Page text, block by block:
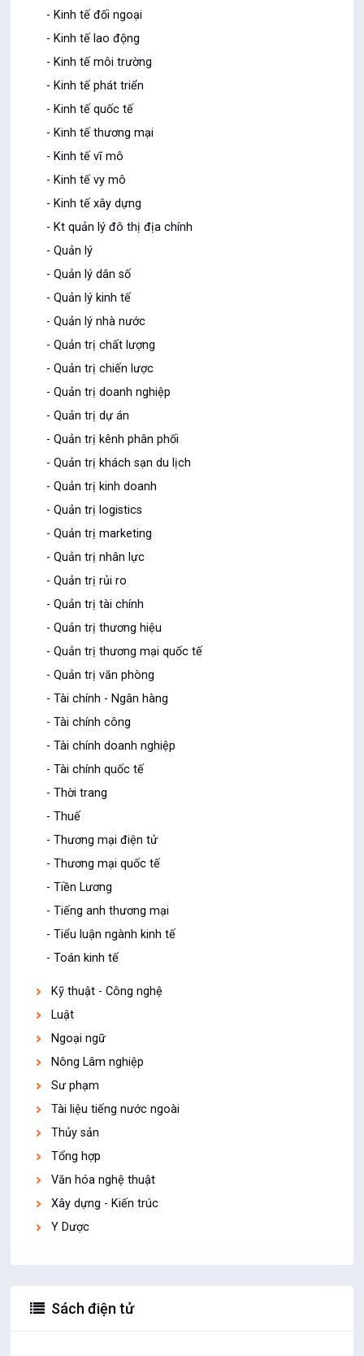
- Kinh tế đối ngoại
- Kinh tế lao động
- Kinh tế môi trường
- Kinh tế phát triển
- Kinh tế quốc tế
- Kinh tế thương mại
- Kinh tế vĩ mô
- Kinh tế vy mô
- Kinh tế xây dựng
- Kt quản lý đô thị địa chính
- Quản lý
- Quản lý dân số
- Quản lý kinh tế
- Quản lý nhà nước
- Quản trị chất lượng
- Quản trị chiến lược
- Quản trị doanh nghiệp
- Quản trị dự án
- Quản trị kênh phân phối
- Quản trị khách sạn du lịch
- Quản trị kinh doanh
- Quản trị logistics
- Quản trị marketing
- Quản trị nhân lực
- Quản trị rủi ro
- Quản trị tài chính
- Quản trị thương hiệu
- Quản trị thương mại quốc tế
- Quản trị văn phòng
- Tài chính - Ngân hàng
- Tài chính công
- Tài chính doanh nghiệp
- Tài chính quốc tế
- Thời trang
- Thuế
- Thương mại điện tử
- Thương mại quốc tế
- Tiền Lương
- Tiếng anh thương mại
- Tiểu luận ngành kinh tế
- Toán kinh tế
Kỹ thuật - Công nghệ
Luật
Ngoại ngữ
Nông Lâm nghiệp
Sư phạm
Tài liệu tiếng nước ngoài
Thủy sản
Tổng hợp
Văn hóa nghệ thuật
Xây dựng - Kiến trúc
Y Dược
Sách điện tử